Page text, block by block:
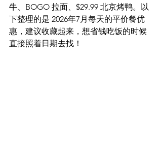
牛、BOGO 拉面、$29.99 北京烤鸭。以
下整理的是 2026年7月每天的平价餐优
惠，建议收藏起来，想省钱吃饭的时候
直接照着日期去找！